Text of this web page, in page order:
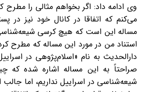
وی ادامه داد: اگر بخواهم مثالی را مطرح
می‌کنم که اتفاقا در کانال خود نیز در
مساله این است که هیچ ‌کرسی شیعه‌شناسی
استناد من در مورد این مساله که مطرح
دارالحدیث به نام «اسلام‌پژوهی در
صراحتاً به این مساله اشاره شده که
شیعه‌شناسی در اسراییل نداریم، اما